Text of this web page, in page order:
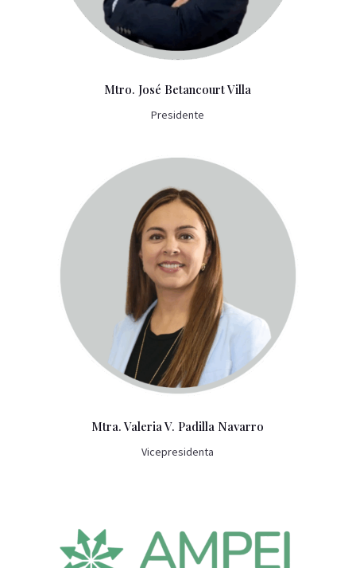
Mtro. José Betancourt Villa
Presidente
Mtra. Valeria V. Padilla Navarro
Vicepresidenta